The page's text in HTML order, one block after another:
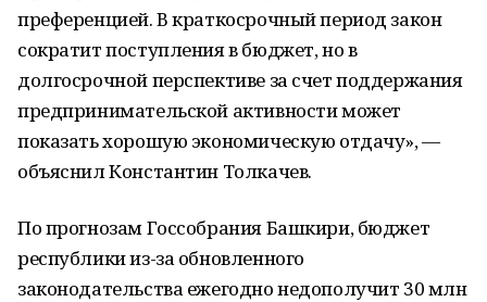
преференцией. В краткосрочный период закон
сократит поступления в бюджет, но в
долгосрочной перспективе за счет поддержания
предпринимательской активности может
показать хорошую экономическую отдачу», —
объяснил Константин Толкачев.
По прогнозам Госсобрания Башкири, бюджет
республики из-за обновленного
законодательства ежегодно недополучит 30 млн